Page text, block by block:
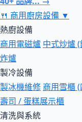
🍴 商用廚房設備 ▼
熱廚設備
商用電磁爐 中式炒爐
炸爐
製冷設備
製冰機維修 商用雪櫃
壽司 / 蛋糕展示櫃
清洗與系統